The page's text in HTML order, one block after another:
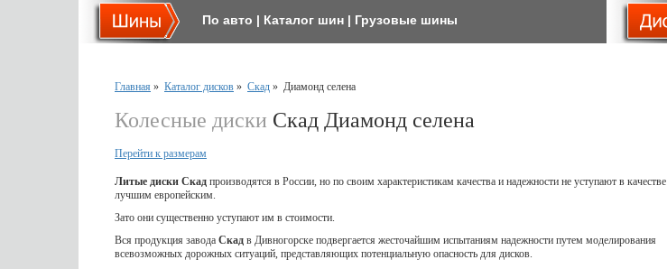
По авто | Каталог шин | Грузовые шины
Главная » Каталог дисков » Скад » Диамонд селена
Колесные диски Скад Диамонд селена
Перейти к размерам
Литые диски Скад производятся в России, но по своим характеристикам качества и надежности не уступают в качестве
лучшим европейским.
Зато они существенно уступают им в стоимости.
Вся продукция завода Скад в Дивногорске подвергается жесточайшим испытаниям надежности путем моделирования
всевозможных дорожных ситуаций, представляющих потенциальную опасность для дисков.